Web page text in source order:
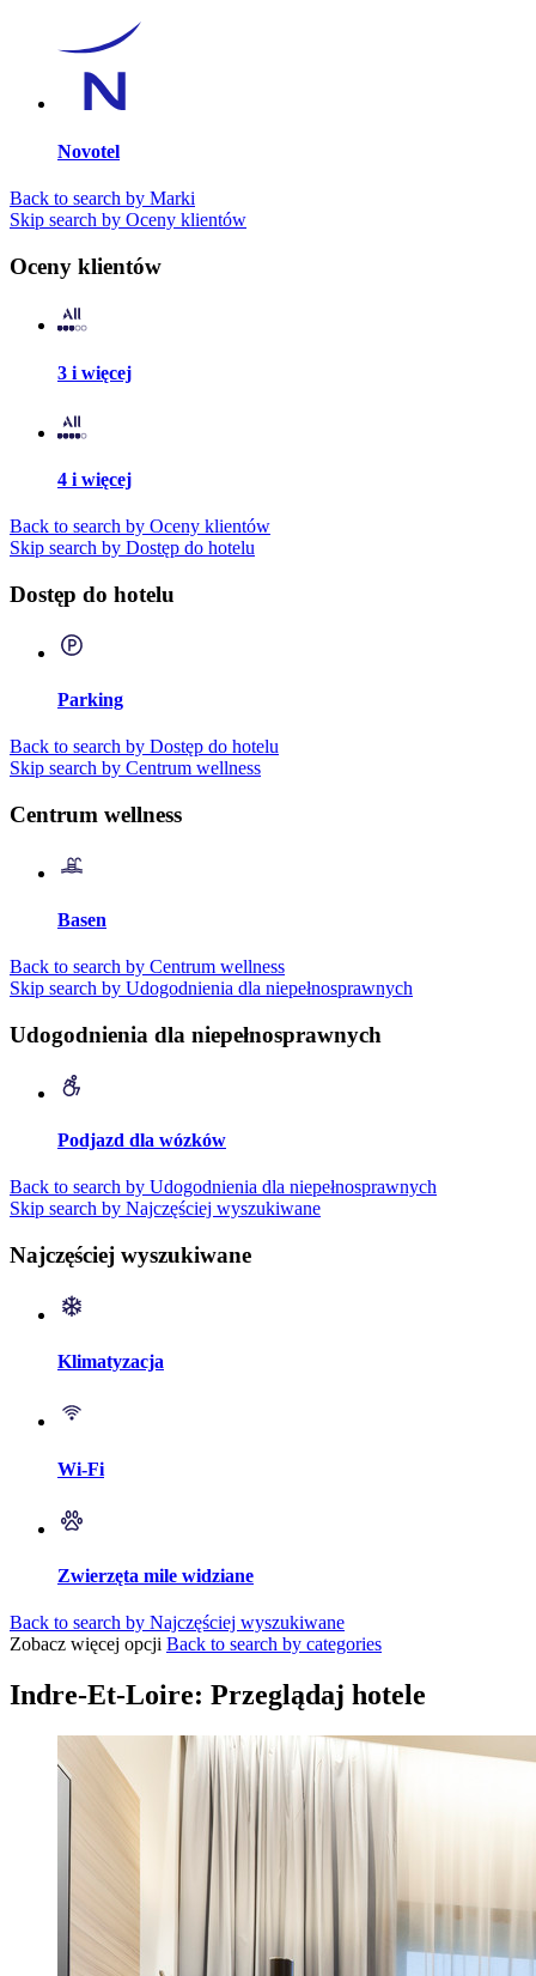
Novotel
Back to search by Marki
Skip search by Oceny klientów
Oceny klientów
3 i więcej
4 i więcej
Back to search by Oceny klientów
Skip search by Dostęp do hotelu
Dostęp do hotelu
Parking
Back to search by Dostęp do hotelu
Skip search by Centrum wellness
Centrum wellness
Basen
Back to search by Centrum wellness
Skip search by Udogodnienia dla niepełnosprawnych
Udogodnienia dla niepełnosprawnych
Podjazd dla wózków
Back to search by Udogodnienia dla niepełnosprawnych
Skip search by Najczęściej wyszukiwane
Najczęściej wyszukiwane
Klimatyzacja
Wi-Fi
Zwierzęta mile widziane
Back to search by Najczęściej wyszukiwane
Zobacz więcej opcji Back to search by categories
Indre-Et-Loire: Przeglądaj hotele